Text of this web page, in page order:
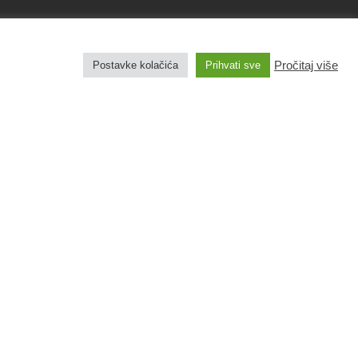
Postavke kolačića Prihvati sve Pročitaj više